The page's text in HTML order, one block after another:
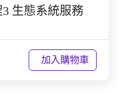
生態系統服務
加入購物車